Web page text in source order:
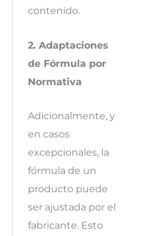
contenido.
2. Adaptaciones
de Fórmula por
Normativa
Adicionalmente, y
en casos
excepcionales, la
fórmula de un
producto puede
ser ajustada por el
fabricante. Esto